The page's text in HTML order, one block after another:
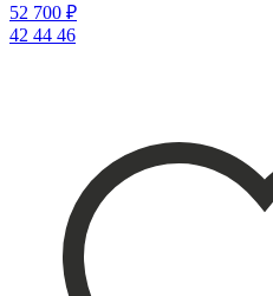
52 700 ₽
42 44 46